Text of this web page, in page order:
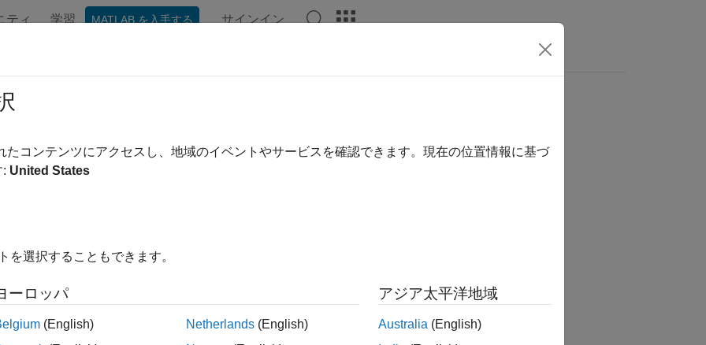
ティ 学習 MATLAB を入手する サインイン
Aero.FixedWing.Specification
Aero
= addPhugoidRequirementFunctions(specificationIn,customFunction)
たコンテンツにアクセスし、地域のイベントやサービスを確認できます。現在の位置情報に基づ
: United States
を選択することもできます。
ーロッパ
(English)
Netherlands (English)
アジア太平洋地域
Australia (English)